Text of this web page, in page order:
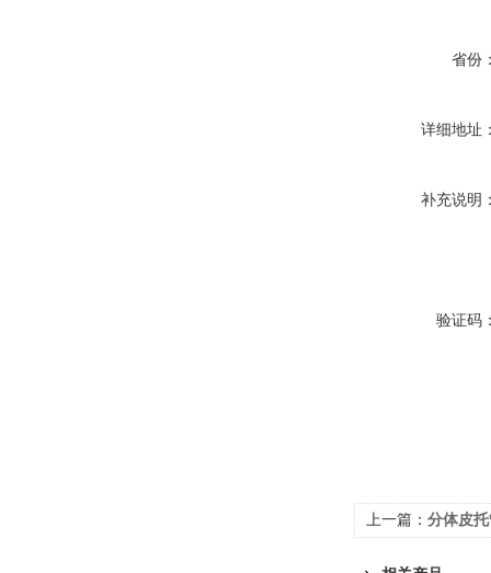
省份
详细地址
补充说明
验证码
上一篇： 分体皮